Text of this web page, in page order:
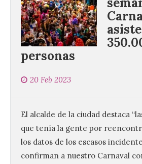
personas
20 Feb 2023
El alcalde de la ciudad destaca
que tenía la gente por
los datos de los escasos
confirman a nuestro Carnaval